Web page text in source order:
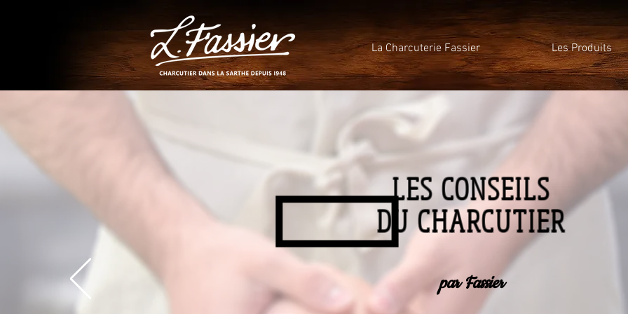
La Charcuterie Fassier Les Produits
LES CONSEILS
DU CHARCUTIER
par Fassier